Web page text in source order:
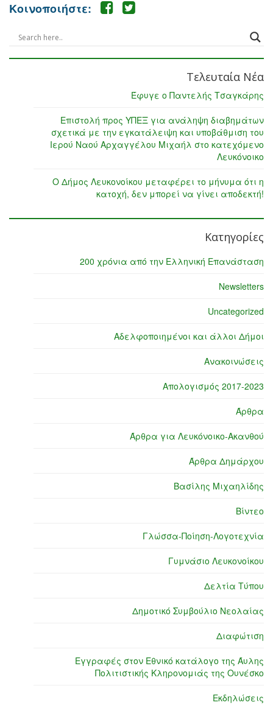
Κοινοποιήστε:
Τελευταία Νέα
Έφυγε ο Παντελής Τσαγκάρης
Επιστολή προς ΥΠΕΞ για ανάληψη διαβημάτων
σχετικά με την εγκατάλειψη και υποβάθμιση του
Ιερού Ναού Αρχαγγέλου Μιχαήλ στο κατεχόμενο
Λευκόνοικο
Ο Δήμος Λευκονοίκου μεταφέρει το μήνυμα ότι η
κατοχή, δεν μπορεί να γίνει αποδεκτή!
Κατηγορίες
200 χρόνια από την Ελληνική Επανάσταση
Newsletters
Uncategorized
Αδελφοποιημένοι και άλλοι Δήμοι
Ανακοινώσεις
Απολογισμός 2017-2023
Άρθρα
Άρθρα για Λευκόνοικο-Ακανθού
Άρθρα Δημάρχου
Βασίλης Μιχαηλίδης
Βίντεο
Γλώσσα-Ποίηση-Λογοτεχνία
Γυμνάσιο Λευκονοίκου
Δελτία Τύπου
Δημοτικό Συμβούλιο Νεολαίας
Διαφώτιση
Εγγραφές στον Εθνικό κατάλογο της Άυλης
Πολιτιστικής Κληρονομιάς της Ουνέσκο
Εκδηλώσεις